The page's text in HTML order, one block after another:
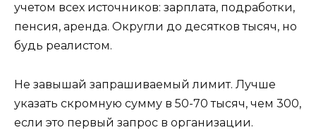
учетом всех источников: зарплата, подработки,
пенсия, аренда. Округли до десятков тысяч, но
будь реалистом.
Не завышай запрашиваемый лимит. Лучше
указать скромную сумму в 50-70 тысяч, чем 300,
если это первый запрос в организации.